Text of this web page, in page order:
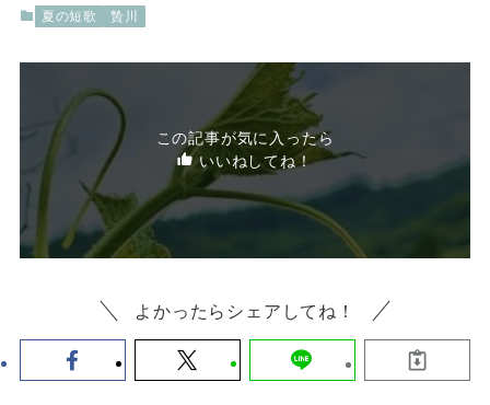
夏の短歌 贄川
この記事が気に入ったら
いいねしてね！
よかったらシェアしてね！